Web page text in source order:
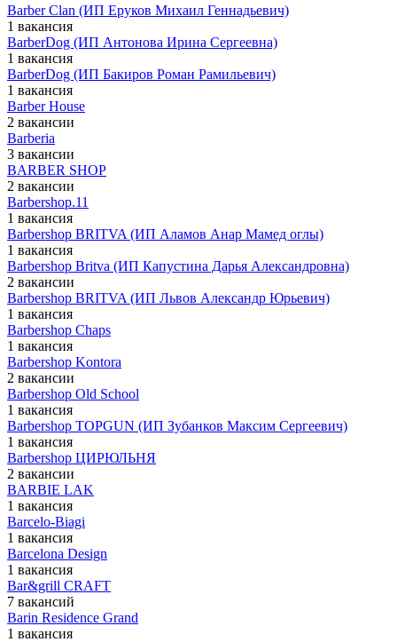
Barber Clan (ИП Еруков Михаил Геннадьевич)
1 вакансия
BarberDog (ИП Антонова Ирина Сергеевна)
1 вакансия
BarberDog (ИП Бакиров Роман Рамильевич)
1 вакансия
Barber House
2 вакансии
Barberia
3 вакансии
BARBER SHOP
2 вакансии
Barbershop.11
1 вакансия
Barbershop BRITVA (ИП Аламов Анар Мамед оглы)
1 вакансия
Barbershop Britva (ИП Капустина Дарья Александровна)
2 вакансии
Barbershop BRITVA (ИП Львов Александр Юрьевич)
1 вакансия
Barbershop Chaps
1 вакансия
Barbershop Kontora
2 вакансии
Barbershop Old School
1 вакансия
Barbershop ТОРGUN (ИП Зубанков Максим Сергеевич)
1 вакансия
Barbershop ЦИРЮЛЬНЯ
2 вакансии
BARBIE LAK
1 вакансия
Barcelo-Biagi
1 вакансия
Barcelona Design
1 вакансия
Bar&grill CRAFT
7 вакансий
Barin Residence Grand
1 вакансия